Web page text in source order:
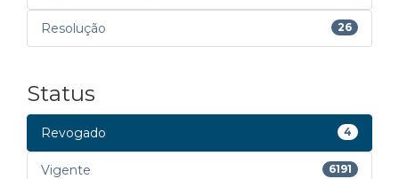
Resolução 26
Status
Revogado 4
Vigente 6191